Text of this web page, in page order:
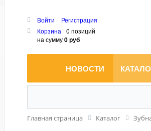
Войти
Регистрация
Корзина
0 позиций
на сумму0 руб
НОВОСТИ
Главная страница Каталог